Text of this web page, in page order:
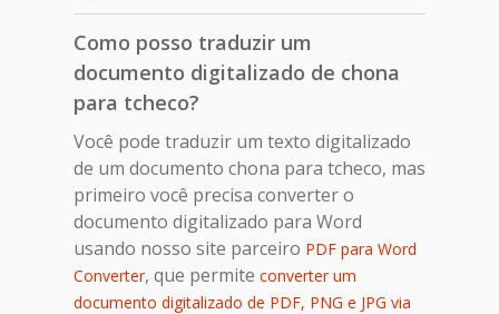
Como posso traduzir um
documento digitalizado de chona
para tcheco?
Você pode traduzir um texto digitalizado
de um documento chona para tcheco, mas
primeiro você precisa converter o
documento digitalizado para Word
usando nosso site parceiro PDF para Word
Converter, que permite converter um
documento digitalizado de PDF, PNG e JPG via